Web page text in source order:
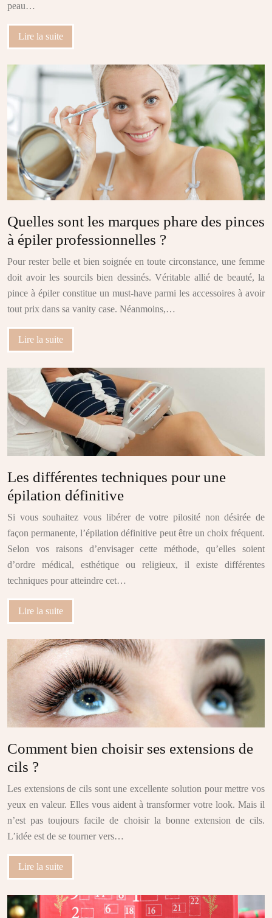
peau…
Lire la suite
Quelles sont les marques phare des pinces
à épiler professionnelles ?
Pour rester belle et bien soignée en toute circonstance, une femme
doit avoir les sourcils bien dessinés. Véritable allié de beauté, la
pince à épiler constitue un must-have parmi les accessoires à avoir
tout prix dans sa vanity case. Néanmoins,…
Lire la suite
Les différentes techniques pour une
épilation définitive
Si vous souhaitez vous libérer de votre pilosité non désirée de
façon permanente, l’épilation définitive peut être un choix fréquent.
Selon vos raisons d’envisager cette méthode, qu’elles soient
d’ordre médical, esthétique ou religieux, il existe différentes
techniques pour atteindre cet…
Lire la suite
Comment bien choisir ses extensions de
cils ?
Les extensions de cils sont une excellente solution pour mettre vos
yeux en valeur. Elles vous aident à transformer votre look. Mais il
n’est pas toujours facile de choisir la bonne extension de cils.
L’idée est de se tourner vers…
Lire la suite